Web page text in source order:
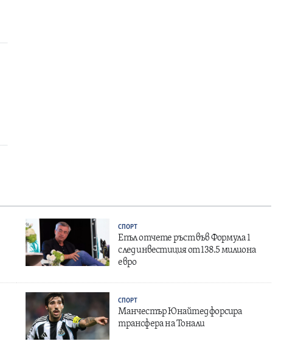
СПОРТ
Епъл отчете ръст във Формула 1
след инвестиция от 138.5 милиона
евро
СПОРТ
Манчестър Юнайтед форсира
трансфера на Тонали